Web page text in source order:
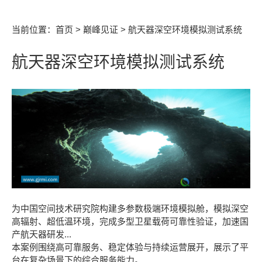
当前位置： 首页 > 巅峰见证 > 航天器深空环境模拟测试系统
航天器深空环境模拟测试系统
为中国空间技术研究院构建多参数极端环境模拟舱，模拟深空
高辐射、超低温环境，完成多型卫星载荷可靠性验证，加速国
产航天器研发...
本案例围绕高可靠服务、稳定体验与持续运营展开，展示了平
台在复杂场景下的综合服务能力。